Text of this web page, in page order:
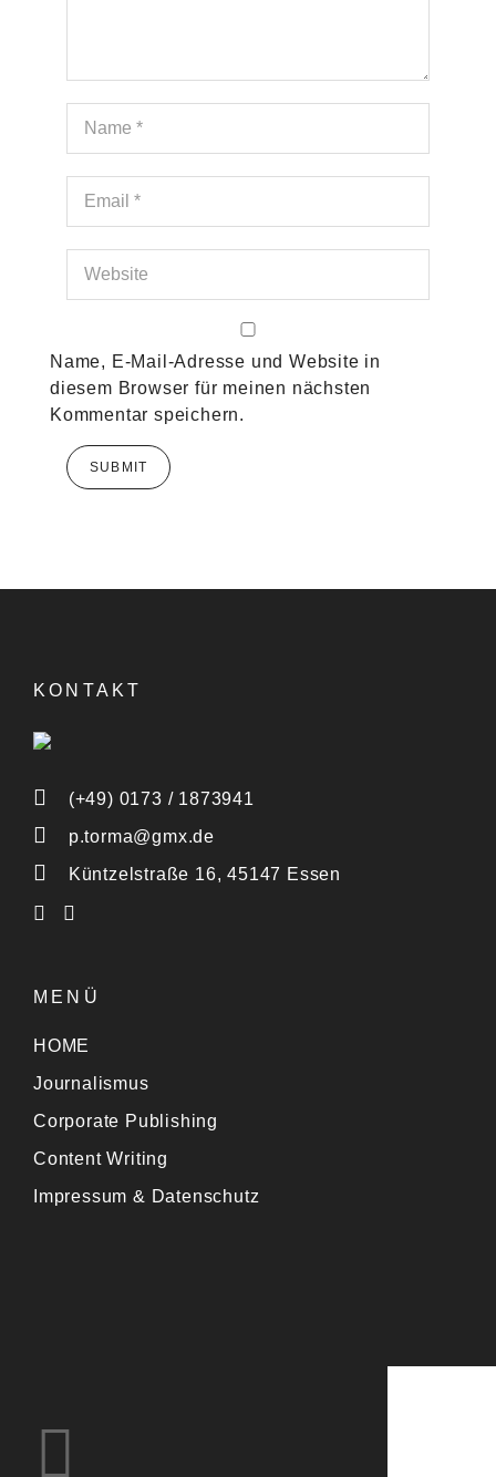
Name, E-Mail-Adresse und Website in
diesem Browser für meinen nächsten
Kommentar speichern.
KONTAKT
(+49) 0173 / 1873941
p.torma@gmx.de
Küntzelstraße 16, 45147 Essen
MENÜ
HOME
Journalismus
Corporate Publishing
Content Writing
Impressum & Datenschutz